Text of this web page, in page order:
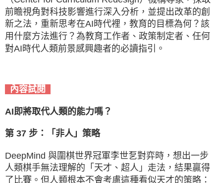
前瞻視角對科技影響進行深入分析，並提出改革的創
新之法，重新思考在AI時代裡，教育的目標為何？該
用什麼方法進行？為教育工作者、政策制定者、任何
對AI時代人類前景感興趣者的必讀指引。
內容試閱
AI即將取代人類的能力嗎？
第 37 步：「非人」策略
DeepMind 與圍棋世界冠軍李世乭對弈時，想出一步
人類棋手無法理解的「天才、超人」走法，結果贏得
了比賽。但人類根本不會考慮這種看似天才的策略：